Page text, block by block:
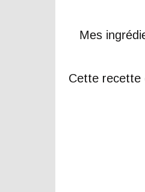
Mes
Cette recette